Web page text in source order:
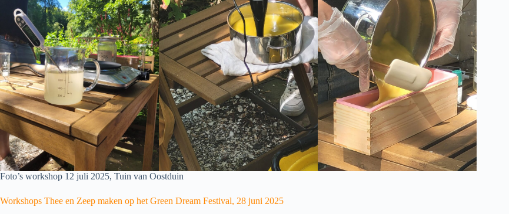
Foto’s workshop 12 juli 2025, Tuin van Oostduin
Workshops Thee en Zeep maken op het Green Dream Festival, 28 juni 2025